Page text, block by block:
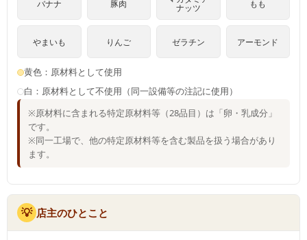
バナナ 豚肉 ナッツ もも
やまいも りんご ゼラチン アーモンド
黄色：原材料として使用
白：原材料として不使用（同一設備等の注記に使用）
※原材料に含まれる特定原材料等（28品目）は「卵・乳成分」
です。
※同一工場で、他の特定原材料等を含む製品を扱う場合があり
ます。
💡 店主のひとこと